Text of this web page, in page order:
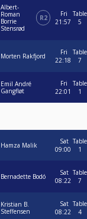
Albert-
Roman
Borrie
Stensrød
R2
Fri
21:57
Table
5
Morten Rakfjord
Fri
22:18
Table
7
Emil André
Gangfløt
Fri
22:01
Table
1
Hamza Malik
Sat
09:00
Table
1
Bernadette Bodó
Sat
08:22
Table
7
Kristian B.
Steffensen
Sat
08:22
Table
4